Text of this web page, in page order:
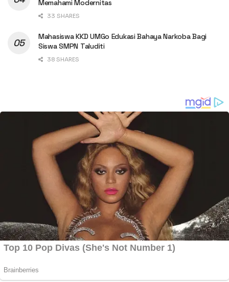
Memahami Modernitas
33 SHARES
Mahasiswa KKD UMGo Edukasi Bahaya Narkoba Bagi
Siswa SMPN Taluditi
38 SHARES